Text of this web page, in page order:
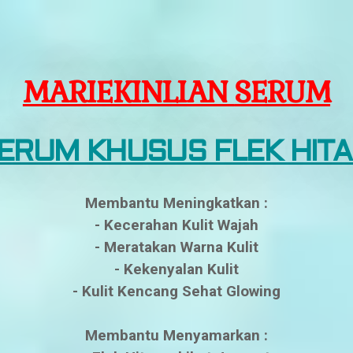
MARIEKINLIANSERUM
KHUSUS FLEK
Membantu Meningkatkan :
- Kecerahan Kulit Wajah
- Meratakan Warna Kulit
- Kekenyalan Kulit
- Kulit Kencang Sehat Glowing
Membantu Menyamarkan :